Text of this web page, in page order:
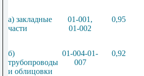
а) закладные
части
01-001 ,
01-002
0,95
б)
трубопроводы
и облицовки
01-004-01-
007
0,92